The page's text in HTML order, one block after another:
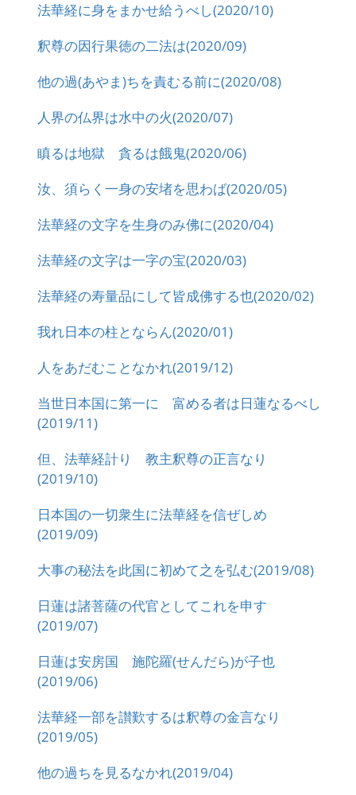
法華経に身をまかせ給うべし(2020/10)
釈尊の因行果徳の二法は(2020/09)
他の過(あやま)ちを責むる前に(2020/08)
人界の仏界は水中の火(2020/07)
瞋るは地獄 貪るは餓鬼(2020/06)
汝、須らく一身の安堵を思わば(2020/05)
法華経の文字を生身のみ佛に(2020/04)
法華経の文字は一字の宝(2020/03)
法華経の寿量品にして皆成佛する也(2020/02)
我れ日本の柱とならん(2020/01)
人をあだむことなかれ(2019/12)
当世日本国に第一に 富める者は日蓮なるべし
(2019/11)
但、法華経計り 教主釈尊の正言なり
(2019/10)
日本国の一切衆生に法華経を信ぜしめ
(2019/09)
大事の秘法を此国に初めて之を弘む(2019/08)
日蓮は諸菩薩の代官としてこれを申す
(2019/07)
日蓮は安房国 施陀羅(せんだら)が子也
(2019/06)
法華経一部を讃歎するは釈尊の金言なり
(2019/05)
他の過ちを見るなかれ(2019/04)